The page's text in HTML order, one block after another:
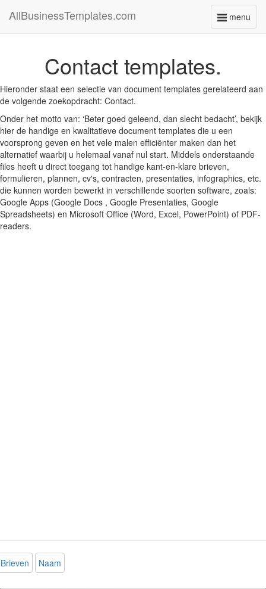
menu
Toggle
AllBusinessTemplates.com
Contact templates.
Hieronder staat een selectie van document templates gerelateerd aan
de volgende zoekopdracht: Contact.
Onder het motto van: ‘Beter goed geleend, dan slecht bedacht’, bekijk
hier de handige en kwalitatieve document templates die u een
voorsprong geven en het vele malen efficiënter maken dan het
alternatief waarbij u helemaal vanaf nul start. Middels onderstaande
files heeft u direct toegang tot handige kant-en-klare brieven,
formulieren, plannen, cv's, contracten, presentaties, infographics, etc.
die kunnen worden bewerkt in verschillende soorten software, zoals:
Google Apps (Google Docs , Google Presentaties, Google
Spreadsheets) en Microsoft Office (Word, Excel, PowerPoint) of PDF-
readers.
Brieven Naam